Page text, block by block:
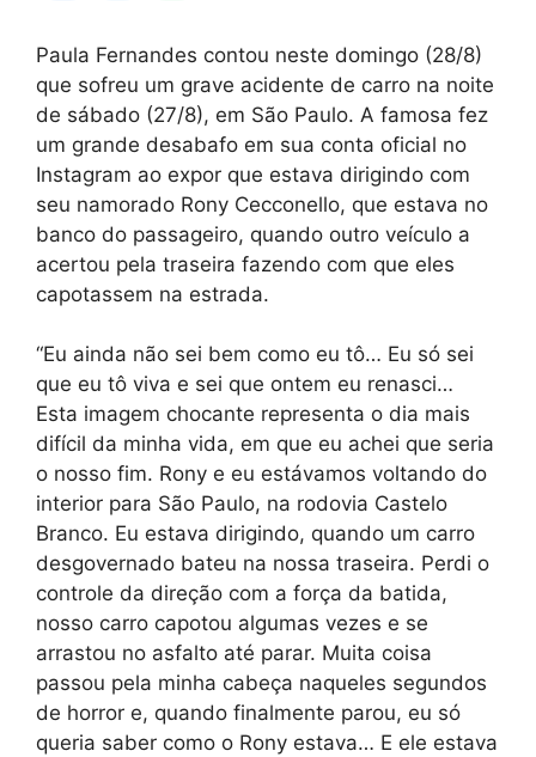
Paula Fernandes contou neste domingo (28/8)
que sofreu um grave acidente de carro na noite
de sábado (27/8), em São Paulo. A famosa fez
um grande desabafo em sua conta oficial no
Instagram ao expor que estava dirigindo com
seu namorado Rony Cecconello, que estava no
banco do passageiro, quando outro veículo a
acertou pela traseira fazendo com que eles
capotassem na estrada.
“Eu ainda não sei bem como eu tô… Eu só sei
que eu tô viva e sei que ontem eu renasci…
Esta imagem chocante representa o dia mais
difícil da minha vida, em que eu achei que seria
o nosso fim. Rony e eu estávamos voltando do
interior para São Paulo, na rodovia Castelo
Branco. Eu estava dirigindo, quando um carro
desgovernado bateu na nossa traseira. Perdi o
controle da direção com a força da batida,
nosso carro capotou algumas vezes e se
arrastou no asfalto até parar. Muita coisa
passou pela minha cabeça naqueles segundos
de horror e, quando finalmente parou, eu só
queria saber como o Rony estava… E ele estava